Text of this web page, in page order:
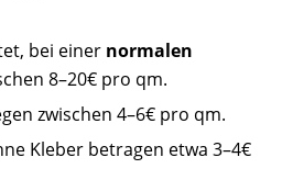
bei einer normalen
8–20€ pro qm.
zwischen 4–6€ pro qm.
Kleber betragen etwa 3–4€